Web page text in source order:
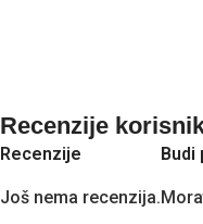
Recenzije
Recenzije
Još nema recenzija.
Budi